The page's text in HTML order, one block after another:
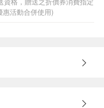
活動合併使用)